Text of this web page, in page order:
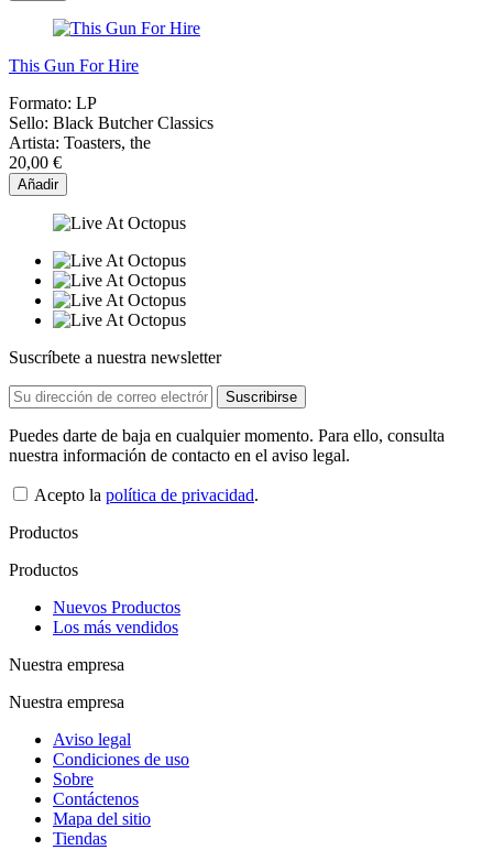
This Gun For Hire
Formato: LP
Sello: Black Butcher Classics
Artista: Toasters, the
20,00 €
Añadir
Suscríbete a nuestra newsletter
Puedes darte de baja en cualquier momento. Para ello, consulta
nuestra información de contacto en el aviso legal.
Acepto la política de privacidad.
Productos
Productos
Nuevos Productos
Los más vendidos
Nuestra empresa
Nuestra empresa
Aviso legal
Condiciones de uso
Sobre
Contáctenos
Mapa del sitio
Tiendas